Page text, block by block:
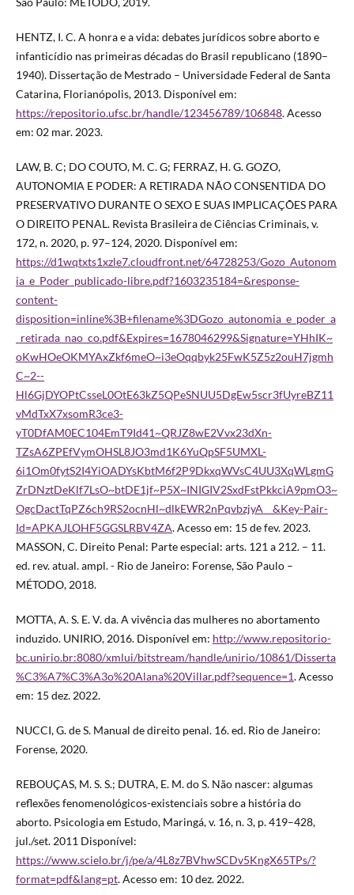
HENTZ, I. C. A honra e a vida: debates jurídicos sobre aborto e
infanticídio nas primeiras décadas do Brasil republicano (1890–
1940). Dissertação de Mestrado – Universidade Federal de Santa
Catarina, Florianópolis, 2013. Disponível em:
https://repositorio.ufsc.br/handle/123456789/106848. Acesso
em: 02 mar. 2023.
LAW, B. C; DO COUTO, M. C. G; FERRAZ, H. G. GOZO,
AUTONOMIA E PODER: A RETIRADA NÃO CONSENTIDA DO
PRESERVATIVO DURANTE O SEXO E SUAS IMPLICAÇÕES PARA
O DIREITO PENAL. Revista Brasileira de Ciências Criminais, v.
172, n. 2020, p. 97–124, 2020. Disponível em:
https://d1wqtxts1xzle7.cloudfront.net/64728253/Gozo_Autonom
ia_e_Poder_publicado-libre.pdf?1603235184=&response-
content-
disposition=inline%3B+filename%3DGozo_autonomia_e_poder_a
_retirada_nao_co.pdf&Expires=1678046299&Signature=YHhIK~
oKwHOeOKMYAxZkf6meO~i3eOqqbyk25FwK5Z5z2ouH7jgmh
C~2--
Hl6GjDYOPtCsseL0OtE63kZ5QPeSNUU5DgEw5scr3fUyreBZ11
vMdTxX7xsomR3ce3-
yT0DfAM0EC104EmT9Id41~QRJZ8wE2Vvx23dXn-
TZsA6ZPEfVymOHSL8JO3md1K6YuQpSF5UMXL-
6i1Om0fytS2I4YiOADYsKbtM6f2P9DkxqWVsC4UU3XqWLgmG
ZrDNztDeKlf7LsO~btDE1jf~P5X~INIGIV2SxdFstPkkciA9pmO3~
OgcDactTqPZ6ch9RS2ocnHl~dlkEWR2nPqvbzjyA__&Key-Pair-
Id=APKAJLOHF5GGSLRBV4ZA. Acesso em: 15 de fev. 2023.
MASSON, C. Direito Penal: Parte especial: arts. 121 a 212. – 11.
ed. rev. atual. ampl. - Rio de Janeiro: Forense, São Paulo –
MÉTODO, 2018.
MOTTA, A. S. E. V. da. A vivência das mulheres no abortamento
induzido. UNIRIO, 2016. Disponível em: http://www.repositorio-
bc.unirio.br:8080/xmlui/bitstream/handle/unirio/10861/Disserta
%C3%A7%C3%A3o%20Alana%20Villar.pdf?sequence=1. Acesso
em: 15 dez. 2022.
NUCCI, G. de S. Manual de direito penal. 16. ed. Rio de Janeiro:
Forense, 2020.
REBOUÇAS, M. S. S.; DUTRA, E. M. do S. Não nascer: algumas
reflexões fenomenológicos-existenciais sobre a história do
aborto. Psicologia em Estudo, Maringá, v. 16, n. 3, p. 419–428,
jul./set. 2011 Disponível:
https://www.scielo.br/j/pe/a/4L8z7BVhwSCDv5KngX65TPs/?
format=pdf&lang=pt. Acesso em: 10 dez. 2022.